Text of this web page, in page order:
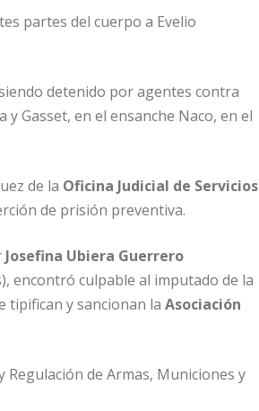
partes del cuerpo a Evelio
detenido por agentes contra
Gasset, en el ensanche Naco, en el
de la Oficina Judicial de Servicios
de prisión preventiva.
Josefina Ubiera Guerrero
encontró culpable al imputado de la
tipifican y sancionan la Asociación
Regulación de Armas, Municiones y